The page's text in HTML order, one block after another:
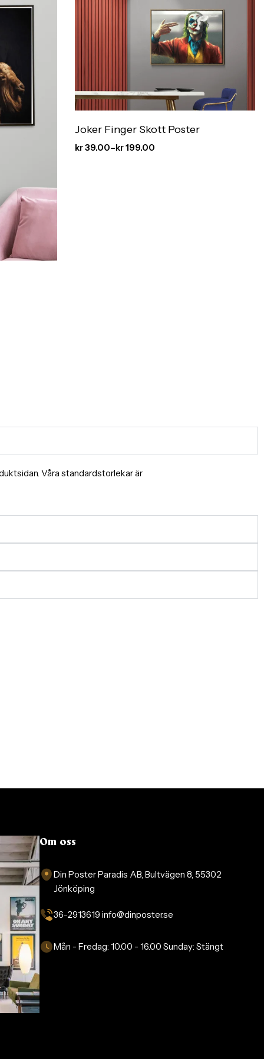
Joker Finger Skott Poster
kr39.00–kr199.00
Våra standardstorlekar är
Om oss
Din Poster Paradis AB, Bultvägen 8, 55302
Jönköping
36-2913619 info@dinposter.se​
Mån - Fredag:10.00 - 16.00Sunday:Stängt